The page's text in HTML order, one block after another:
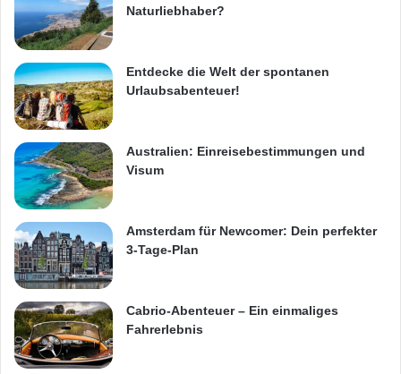
Naturliebhaber?
Entdecke die Welt der spontanen
Urlaubsabenteuer!
Australien: Einreisebestimmungen und
Visum
Amsterdam für Newcomer: Dein perfekter
3-Tage-Plan
Cabrio-Abenteuer – Ein einmaliges
Fahrerlebnis